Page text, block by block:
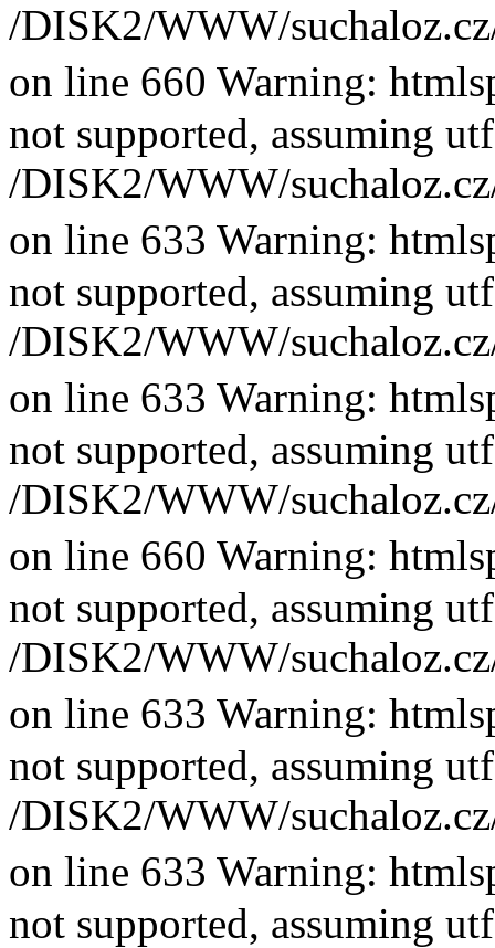
/DISK2/WWW/
on line 660 Warning:
not supported, assuming
/DISK2/WWW/
on line 633 Warning:
not supported, assuming
/DISK2/WWW/
on line 633 Warning:
not supported, assuming
/DISK2/WWW/
on line 660 Warning:
not supported, assuming
/DISK2/WWW/
on line 633 Warning:
not supported, assuming
/DISK2/WWW/
on line 633 Warning:
not supported, assuming